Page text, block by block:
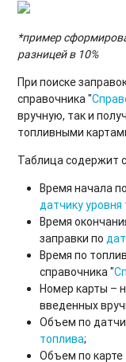
*пример
разницей в 10%
При поиске
справочника "
вручную, так и
топливными
Таблица содержит
Время начала
датчику
Время
заправки по
Время по
справочника "
Номер карты –
введенных
Объем по
топлива;
Объем по карте